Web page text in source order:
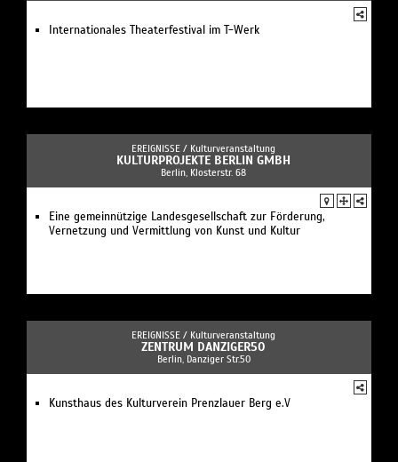
Internationales Theaterfestival im T-Werk
EREIGNISSE / Kulturveranstaltung
KULTURPROJEKTE BERLIN GMBH
Berlin, Klosterstr. 68
Eine gemeinnützige Landesgesellschaft zur Förderung,
Vernetzung und Vermittlung von Kunst und Kultur
EREIGNISSE / Kulturveranstaltung
ZENTRUM DANZIGER50
Berlin, Danziger Str.50
Kunsthaus des Kulturverein Prenzlauer Berg e.V